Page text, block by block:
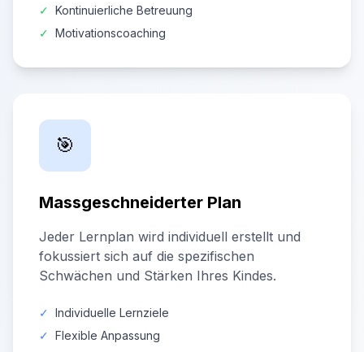
✓ Kontinuierliche Betreuung
✓ Motivationscoaching
🎯
Massgeschneiderter Plan
Jeder Lernplan wird individuell erstellt und
fokussiert sich auf die spezifischen
Schwächen und Stärken Ihres Kindes.
✓ Individuelle Lernziele
✓ Flexible Anpassung